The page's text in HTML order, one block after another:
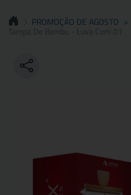
PROMOÇÃO DE AGOSTO >
Tampa De Bambu - Luva Com 01